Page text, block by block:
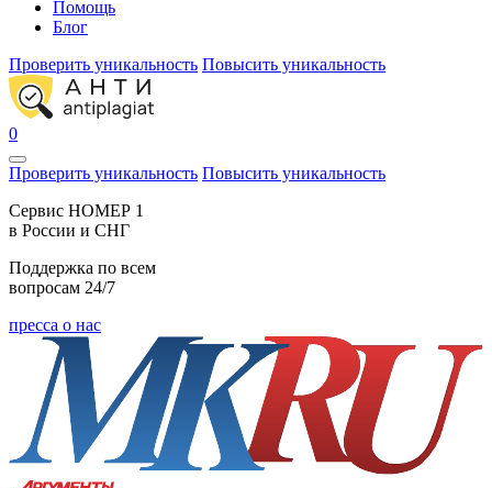
Помощь
Блог
Проверить уникальность Повысить уникальность
0
Проверить уникальность Повысить уникальность
Cервис НОМЕР 1
в России и СНГ
Поддержка по всем
вопросам 24/7
пресса о нас